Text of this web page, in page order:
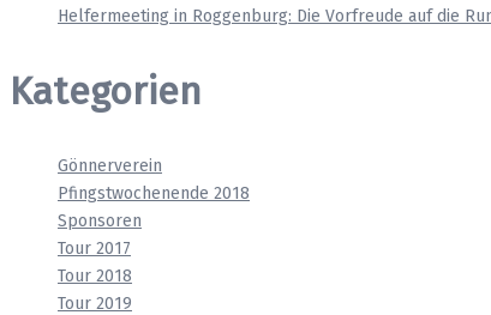
Helfermeeting in Roggenburg: Die Vorfreude auf die
Kategorien
Gönnerverein
Pfingstwochenende 2018
Sponsoren
Tour 2017
Tour 2018
Tour 2019